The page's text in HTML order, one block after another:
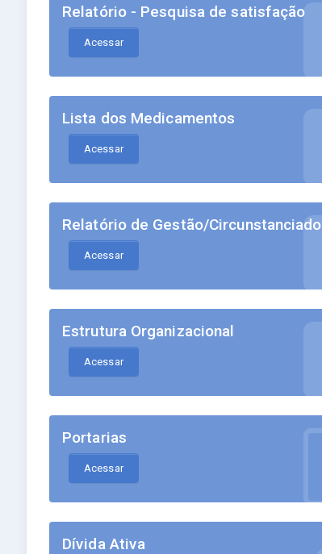
Relatório - Pesquisa de satisfação
Acessar
Lista dos Medicamentos
Acessar
Relatório de Gestão/Circunstanciado
Acessar
Estrutura Organizacional
Acessar
Portarias
Acessar
Dívida Ativa